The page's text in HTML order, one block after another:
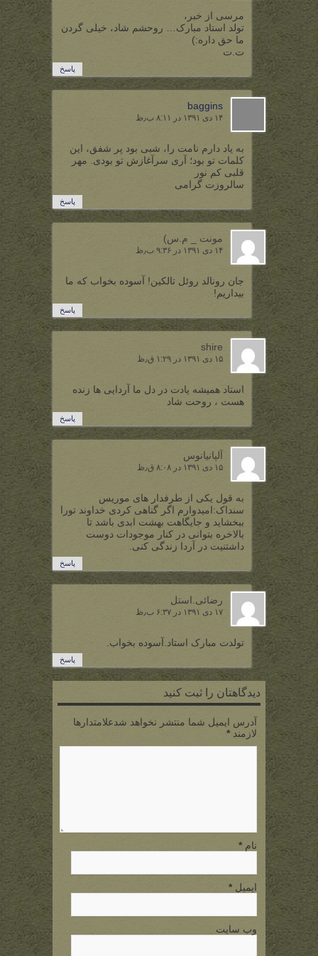
مرسی از خبر،
تولد استاد مبارک… روحشم شاد، خیلی گردن
ما حق داره:)
ت.ت
پاسخ
baggins
۱۴ دی ۱۳۹۱ در ۸:۱۱ ب٫ظ
به یاد دارم نامت را، شبی بود پر شفق، این
کلمات تو بود؛ آری سرآغازش تو بودی. مهر
قلبی کم نور
سالروزت گرامی
پاسخ
مونت _ م.س)
۱۴ دی ۱۳۹۱ در ۹:۳۶ ب٫ظ
جان رونالد روئل تالکین! آسوده بخواب که ما
بیداریم!
پاسخ
shire
۱۵ دی ۱۳۹۱ در ۱:۲۹ ق٫ظ
استاد همیشه یادت در دل ما آردایی ها زنده
هست ، روحت شاد
پاسخ
آلپانیانوس
۱۵ دی ۱۳۹۱ در ۸:۰۸ ق٫ظ
به قول یکی از طرفدار های موریس
سنداک:امیدوارم اگر گناهی کردی خداوند تورا
ببخشاید و جایگاهت بهشت ابدی باشد تا
بالاخره بتوانی در کنار موجودات دوست
داشتنیت در آردا زندگی کنی.
پاسخ
رضائی.استل
۱۷ دی ۱۳۹۱ در ۶:۳۷ ب٫ظ
تولدت مبارک استاد.آسوده بخواب.
پاسخ
دیدگاهتان را ثبت کنید
آدرس ایمیل شما منتشر نخواهد شدعلامتدارها
لازمند *
نام *
ایمیل *
وب سایت